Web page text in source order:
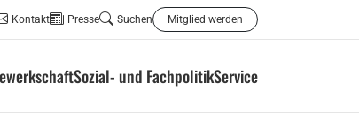
Kontakt Presse Suchen Mitglied werden
Sozial- und FachpolitikService